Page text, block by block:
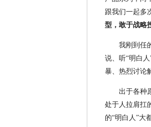
跟我们一起多
型，敢于战略
我刚到任
说、听“明白
暴、热烈讨论
出于各种
处于人拉肩扛
的“明白人”大